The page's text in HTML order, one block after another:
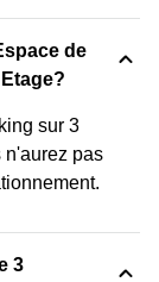
de
sur 3
n'aurez pas
3